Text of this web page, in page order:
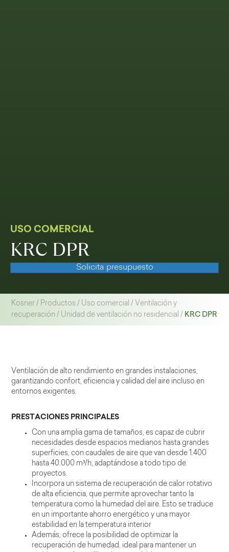
USO COMERCIAL
KRC DPR
Solicita presupuesto
Kosner / Productos / Uso comercial / Ventilación y
recuperación / Unidad de ventilación no residencial / KRC DPR
Ventilación de alto rendimiento en grandes instalaciones,
garantizando confort, eficiencia y calidad del aire incluso en
entornos exigentes.
PRESTACIONES PRINCIPALES
Con una amplia gama de tamaños, es capaz de cubrir
necesidades desde espacios medianos hasta grandes
superficies, con caudales de aire que van desde 1.400
hasta 40.000 m³/h, adaptándose a todo tipo de
proyectos.
Incorpora un sistema de recuperación de calor rotativo
de alta eficiencia, que permite aprovechar tanto la
temperatura como la humedad del aire. Esto se traduce
en un importante ahorro energético y una mayor
estabilidad en la temperatura interior
Además, ofrece la posibilidad de optimizar la
recuperación de humedad, ideal para mantener un